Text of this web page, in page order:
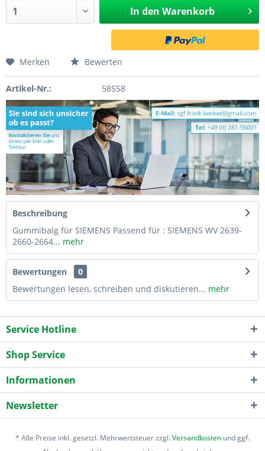
In den Warenkorb
Merken Bewerten
Artikel-Nr.: 58558
Beschreibung
Gummibalg für SIEMENS Passend für : SIEMENS WV 2639-
2660-2664... mehr
Bewertungen
0
Bewertungen lesen, schreiben und diskutieren... mehr
Service Hotline
Shop Service
Informationen
Newsletter
* Alle Preise inkl. gesetzl. Mehrwertsteuer zzgl.Versandkosten und ggf.